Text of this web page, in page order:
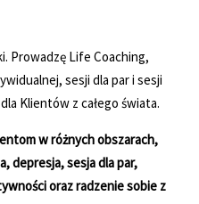
Prowadzę Life Coaching,
sesji dla par i sesji
Klientów z całego świata.
w różnych obszarach,
depresja, sesja dla par,
oraz radzenie sobie z